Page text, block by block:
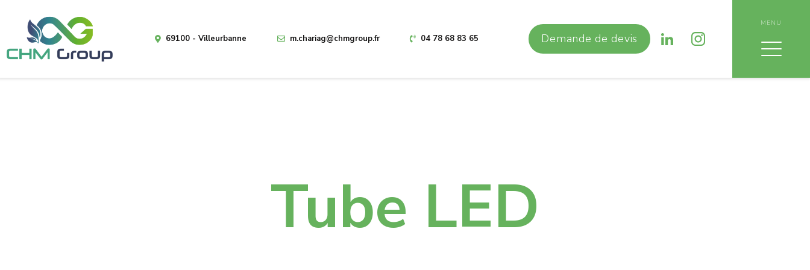
69100 - Villeurbanne m.chariag@chmgroup.fr 04 78 68 83 65 Demande de devis
MENU
Tube LED